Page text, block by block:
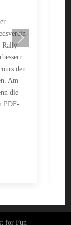
Rally
den
Am
die
PDF-
for Fun